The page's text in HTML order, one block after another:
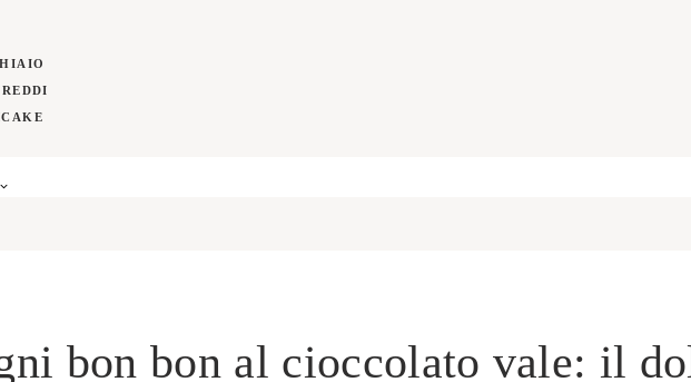
bon bon al cioccolato vale: il